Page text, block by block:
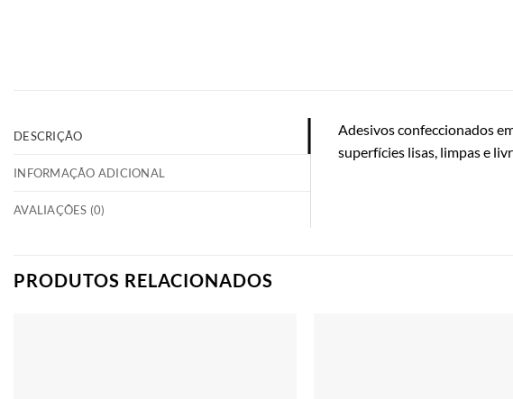
DESCRIÇÃO
INFORMAÇÃO ADICIONAL
AVALIAÇÕES (0)
Adesivos confeccionados
superfícies lisas, limpas e
PRODUTOS RELACIONADOS